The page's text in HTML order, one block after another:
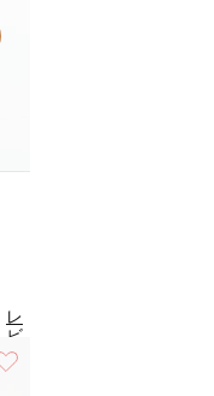
レ
ビ
ュ
ー